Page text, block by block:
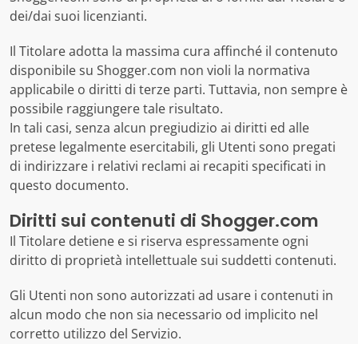
dei/dai suoi licenzianti.
Il Titolare adotta la massima cura affinché il contenuto
disponibile su Shogger.com non violi la normativa
applicabile o diritti di terze parti. Tuttavia, non sempre è
possibile raggiungere tale risultato.
In tali casi, senza alcun pregiudizio ai diritti ed alle
pretese legalmente esercitabili, gli Utenti sono pregati
di indirizzare i relativi reclami ai recapiti specificati in
questo documento.
Diritti sui contenuti di Shogger.com
Il Titolare detiene e si riserva espressamente ogni
diritto di proprietà intellettuale sui suddetti contenuti.
Gli Utenti non sono autorizzati ad usare i contenuti in
alcun modo che non sia necessario od implicito nel
corretto utilizzo del Servizio.